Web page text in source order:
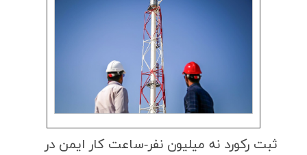
ثبت ركورد نه میلیون نفر-ساعت كار ایمن در